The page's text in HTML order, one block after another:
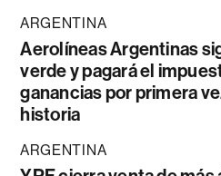
ARGENTINA
Aerolíneas Argentinas
verde y pagará el
ganancias por primera
historia
ARGENTINA